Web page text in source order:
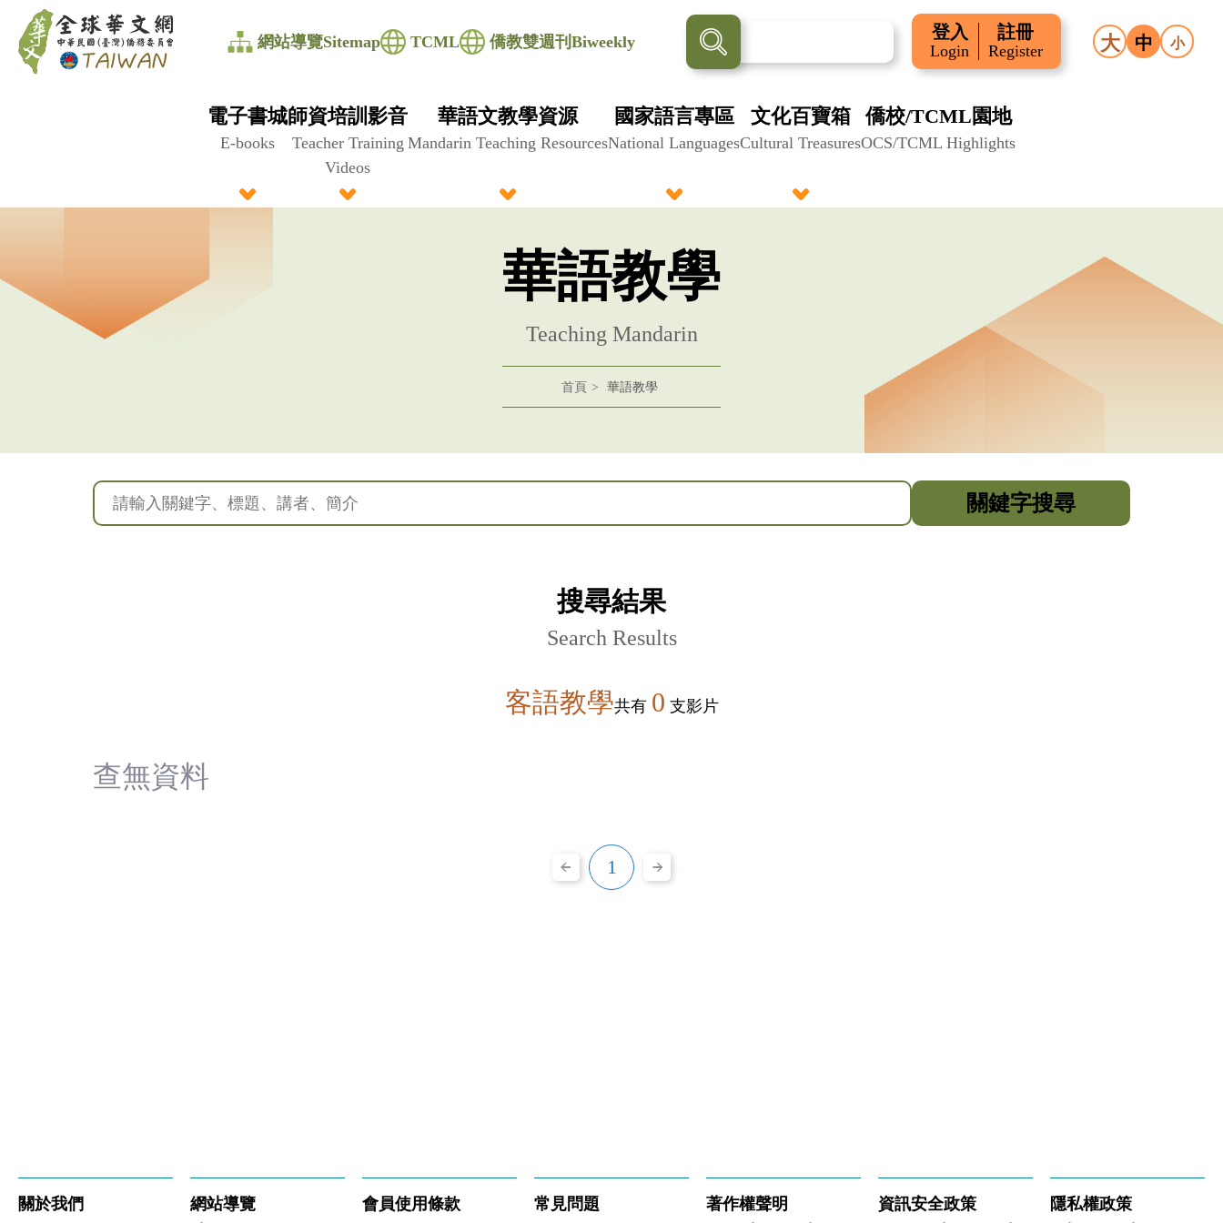
全
球
華
灣)
網站導覽Sitemap TCML 僑教雙週刊Biweekly 登入
Login
註冊
Register 大 中 小
電子書城
E-books
師資培訓影音
Teacher Training
Videos
華語文教學資源
Mandarin Teaching Resources
國家語言專區
National Languages
文化百寶箱
Cultural Treasures
僑校/TCML園地
OCS/TCML Highlights
華語教學
Teaching Mandarin
首頁 華語教學
關鍵字搜尋
搜尋結果
Search Results
客語教學共有 0 支影片
查無資料
1
關於我們
網站導覽
會員使用條款
常見問題
著作權聲明
資訊安全政策
隱私權政策